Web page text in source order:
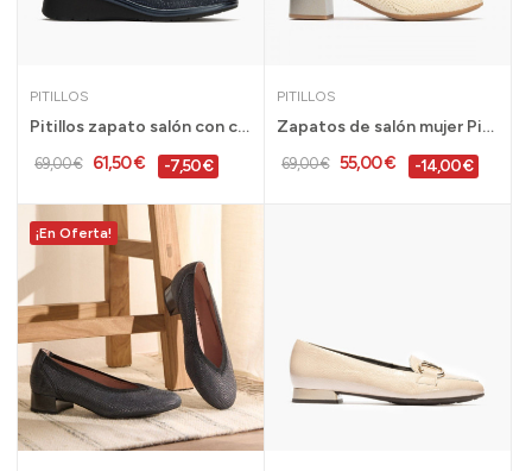
PITILLOS
Pitillos zapato salón con cuña cómodo para...
69,00 € 61,50 € -7,50 €
PITILLOS
Zapatos de salón mujer Pitillos tacón medio -...
69,00 € 55,00 € -14,00 €
¡En Oferta!